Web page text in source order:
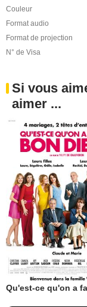
Couleur
Format audio
Format de projection
N° de Visa
Si vous
aimer ...